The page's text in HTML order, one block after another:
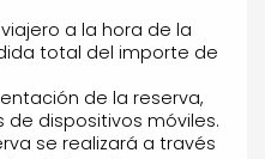
a la hora de la
total del importe de
de la reserva,
dispositivos móviles.
se realizará a través